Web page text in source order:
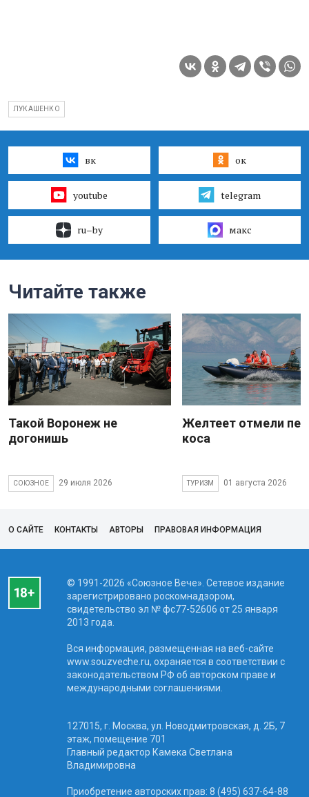
ЛУКАШЕНКО
вк ок
youtube telegram
ru–by макс
Читайте также
Такой Воронеж не
догонишь
СОЮЗНОЕ 29 июля 2026
Желтеет отмели
коса
ТУРИЗМ 01 августа 2026
О САЙТЕ КОНТАКТЫ АВТОРЫ ПРАВОВАЯ ИНФОРМАЦИЯ
© 1991-2026 «Союзное Вече». Сетевое издание
зарегистрировано роскомнадзором,
свидетельство эл № фc77-52606 от 25 января
2013 года.
Вся информация, размещенная на веб-сайте
www.souzveche.ru, охраняется в соответствии с
законодательством РФ об авторском праве и
международными соглашениями.
127015, г. Москва, ул. Новодмитровская, д. 2Б, 7
этаж, помещение 701
Главный редактор Камека Светлана
Владимировна
Приобретение авторских прав: 8 (495) 637-64-88